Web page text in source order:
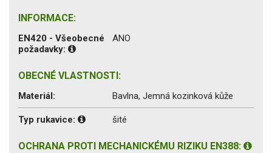
INFORMACE:
EN420 - Všeobecné
požadavky:
ANO
OBECNÉ VLASTNOSTI:
Materiál: Bavlna, Jemná kozinková kůže
Typ rukavice: šité
OCHRANA PROTI MECHANICKÉMU RIZIKU EN388: